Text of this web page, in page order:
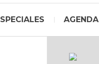
AGENDA